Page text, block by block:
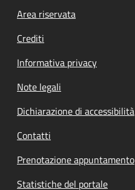
Footer menu
Area riservata
Crediti
Informativa privacy
Note legali
Dichiarazione di accessibilità
Contatti
Prenotazione appuntamento
Statistiche del portale